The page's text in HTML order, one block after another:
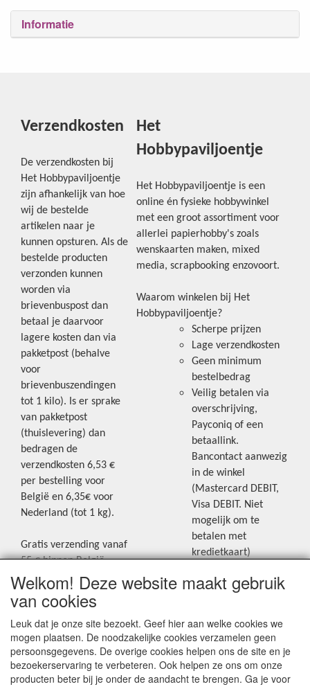
Informatie
Verzendkosten
De verzendkosten bij
Het Hobbypaviljoentje
zijn afhankelijk van hoe
wij de bestelde
artikelen naar je
kunnen opsturen. Als de
bestelde producten
verzonden kunnen
worden via
brievenbuspost dan
betaal je daarvoor
lagere kosten dan via
pakketpost (behalve
voor
brievenbuszendingen
tot 1 kilo). Is er sprake
van pakketpost
(thuislevering) dan
bedragen de
verzendkosten 6,53 €
per bestelling voor
België en 6,35€ voor
Nederland (tot 1 kg).
Gratis verzending vanaf
55 € binnen België.
Gratis verzending vanaf
65 € naar Nederland.
Levering andere
landen: geen gratis
verzending, portkosten
worden aangerekend.
Het
Hobbypaviljoentje
Het Hobbypaviljoentje is een
online én fysieke hobbywinkel
met een groot assortiment voor
allerlei papierhobby's zoals
wenskaarten maken, mixed
media, scrapbooking enzovoort.
Waarom winkelen bij Het
Hobbypaviljoentje?
Scherpe prijzen
Lage verzendkosten
Geen minimum
bestelbedrag
Veilig betalen via
overschrijving,
Payconiq of een
betaallink.
Bancontact aanwezig
in de winkel
(Mastercard DEBIT,
Visa DEBIT. Niet
mogelijk om te
betalen met
kredietkaart)
Blijf op de hoogte van de laatste
onze Facebookpagina.
Welkom! Deze website maakt gebruik
van cookies
Leuk dat je onze site bezoekt. Geef hier aan welke cookies we
mogen plaatsen. De noodzakelijke cookies verzamelen geen
persoonsgegevens. De overige cookies helpen ons de site en je
bezoekerservaring te verbeteren. Ook helpen ze ons om onze
producten beter bij je onder de aandacht te brengen. Ga je voor